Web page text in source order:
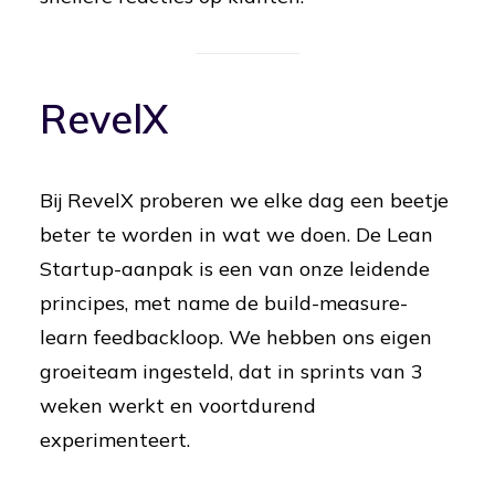
RevelX
Bij RevelX proberen we elke dag een beetje
beter te worden in wat we doen. De Lean
Startup-aanpak is een van onze leidende
principes, met name de build-measure-
learn feedbackloop. We hebben ons eigen
groeiteam ingesteld, dat in sprints van 3
weken werkt en voortdurend
experimenteert.